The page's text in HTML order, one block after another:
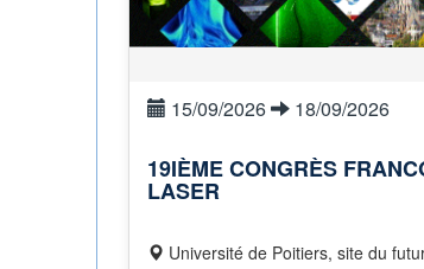
15/09/2026 18/09/2026
19IÈME CONGRÈS
LASER
Université de Poitiers, site du